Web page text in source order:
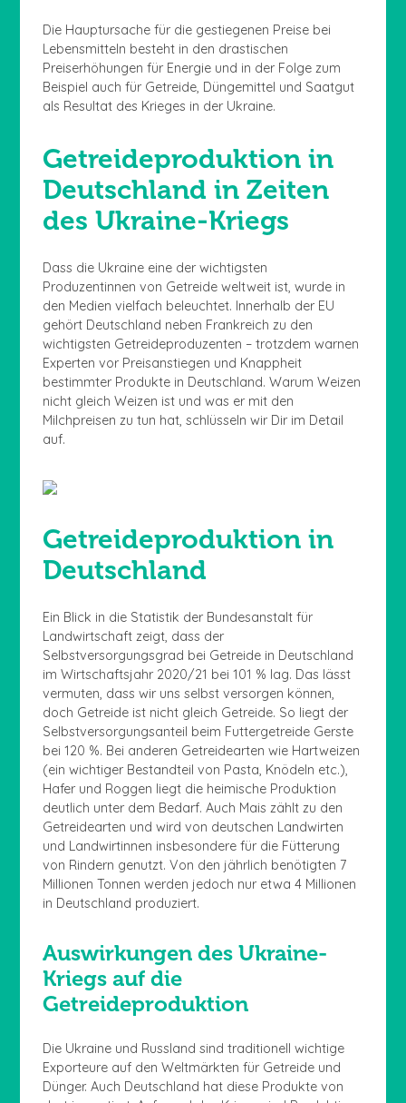
Die Hauptursache für die gestiegenen Preise bei
Lebensmitteln besteht in den drastischen
Preiserhöhungen für Energie und in der Folge zum
Beispiel auch für Getreide, Düngemittel und Saatgut
als Resultat des Krieges in der Ukraine.
Getreideproduktion in
Deutschland in Zeiten
des Ukraine-Kriegs
Dass die Ukraine eine der wichtigsten
Produzentinnen von Getreide weltweit ist, wurde in
den Medien vielfach beleuchtet. Innerhalb der EU
gehört Deutschland neben Frankreich zu den
wichtigsten Getreideproduzenten – trotzdem warnen
Experten vor Preisanstiegen und Knappheit
bestimmter Produkte in Deutschland. Warum Weizen
nicht gleich Weizen ist und was er mit den
Milchpreisen zu tun hat, schlüsseln wir Dir im Detail
auf.
Getreideproduktion in
Deutschland
Ein Blick in die Statistik der Bundesanstalt für
Landwirtschaft zeigt, dass der
Selbstversorgungsgrad bei Getreide in Deutschland
im Wirtschaftsjahr 2020/21 bei 101 % lag. Das lässt
vermuten, dass wir uns selbst versorgen können,
doch Getreide ist nicht gleich Getreide. So liegt der
Selbstversorgungsanteil beim Futtergetreide Gerste
bei 120 %. Bei anderen Getreidearten wie Hartweizen
(ein wichtiger Bestandteil von Pasta, Knödeln etc.),
Hafer und Roggen liegt die heimische Produktion
deutlich unter dem Bedarf. Auch Mais zählt zu den
Getreidearten und wird von deutschen Landwirten
und Landwirtinnen insbesondere für die Fütterung
von Rindern genutzt. Von den jährlich benötigten 7
Millionen Tonnen werden jedoch nur etwa 4 Millionen
in Deutschland produziert.
Auswirkungen des Ukraine-
Kriegs auf die
Getreideproduktion
Die Ukraine und Russland sind traditionell wichtige
Exporteure auf den Weltmärkten für Getreide und
Dünger. Auch Deutschland hat diese Produkte von